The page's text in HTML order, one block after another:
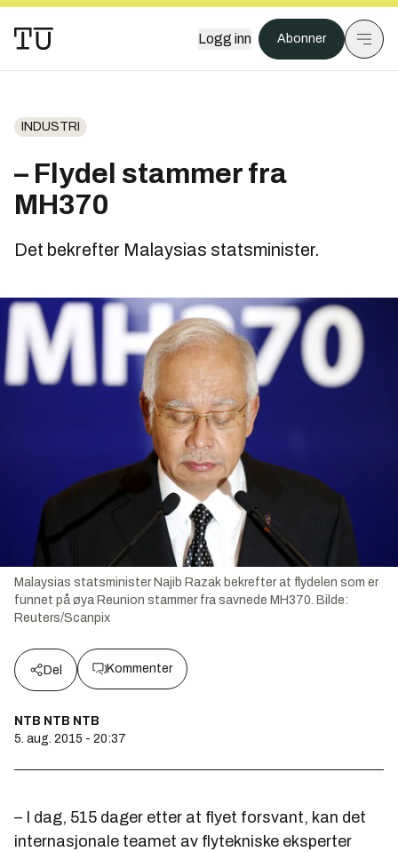
Logg inn Abonner
INDUSTRI
– Flydel stammer fra
MH370
Det bekrefter Malaysias statsminister.
Malaysias statsminister Najib Razak bekrefter at flydelen som er
funnet på øya Reunion stammer fra savnede MH370. Bilde:
Reuters/Scanpix
Del Kommenter
NTB NTB NTB
5. aug. 2015 - 20:37
– I dag, 515 dager etter at flyet forsvant, kan det
internasjonale teamet av flytekniske eksperter